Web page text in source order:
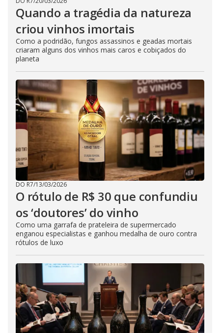
Quando a tragédia da natureza
criou vinhos imortais
Como a podridão, fungos assassinos e geadas mortais
criaram alguns dos vinhos mais caros e cobiçados do
planeta
DO R7/13/03/2026
O rótulo de R$ 30 que confundiu
os ‘doutores’ do vinho
Como uma garrafa de prateleira de supermercado
enganou especialistas e ganhou medalha de ouro contra
rótulos de luxo